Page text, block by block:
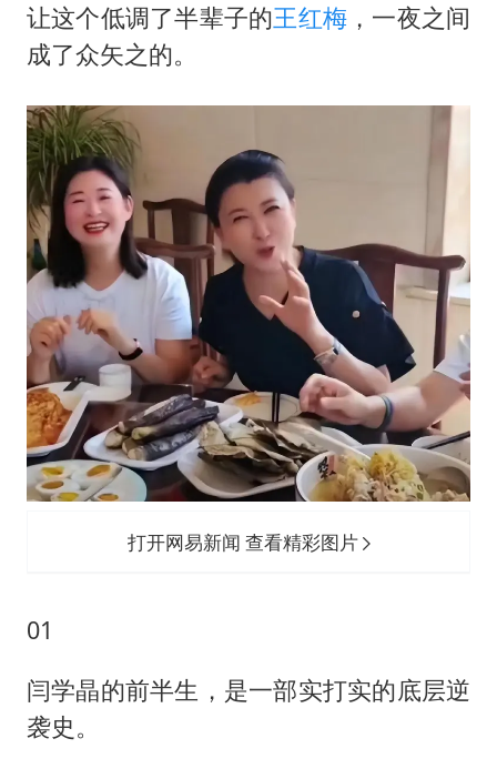
让这个低调了半辈子的王红梅 ，一夜之间
成了众矢之的。
打开网易新闻 查看精彩图片
01
闫学晶的前半生，是一部实打实的底层逆
袭史。